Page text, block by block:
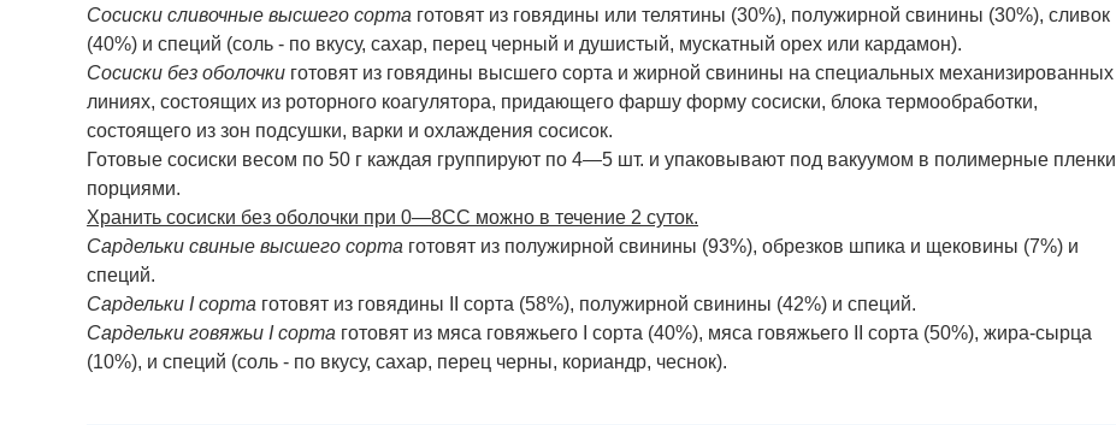
Сосиски сливочные высшего сорта готовят из говядины или телятины (30%), полужирной свинины (30%), сливок
(40%) и специй (соль - по вкусу, сахар, перец черный и душистый, мускатный орех или кардамон).
Сосиски без оболочки готовят из говядины высшего сорта и жирной свинины на специальных механизированных
линиях, состоящих из роторного коагулятора, придающего фаршу форму сосиски, блока термообработки,
состоящего из зон подсушки, варки и охлаждения сосисок.
Готовые сосиски весом по 50 г каждая группируют по 4—5 шт. и упаковывают под вакуумом в полимерные пленки
порциями.
Хранить сосиски без оболочки при 0—8СС можно в течение 2 суток.
Сардельки свиные высшего сорта готовят из полужирной свинины (93%), обрезков шпика и щековины (7%) и
специй.
Сардельки I сорта готовят из говядины II сорта (58%), полужирной свинины (42%) и специй.
Сардельки говяжьи I сорта готовят из мяса говяжьего I сорта (40%), мяса говяжьего II сорта (50%), жира-сырца
(10%), и специй (соль - по вкусу, сахар, перец черны, кориандр, чеснок).